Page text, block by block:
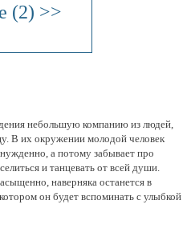
(2) >>
небольшую компанию из людей,
В их окружении молодой человек
а потому забывает про
и танцевать от всей души.
наверняка останется в
он будет вспоминать с улыбкой